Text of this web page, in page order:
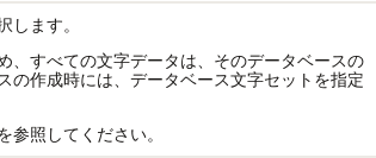
します。
、すべての文字データは、そのデータベースの
の作成時には、データベース文字セットを指定
参照してください。